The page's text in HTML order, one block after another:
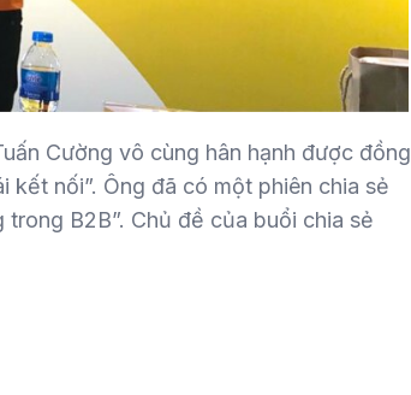
Cường vô cùng hân hạnh được đồng
kết nối”. Ông đã có một phiên chia sẻ
B2B”. Chủ đề của buổi chia sẻ